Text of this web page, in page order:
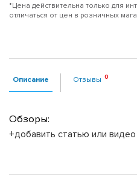
*Цена действительна только для
отличаться от цен в розничных
Описание Отзывы
Обзоры:
+добавить статью или видео